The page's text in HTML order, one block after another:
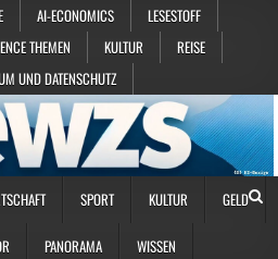
AI-ECONOMICS
LESESTOFF
THEMEN KULTUR
REISE
UND DATENSCHUTZ
SPORT KULTUR GELD
PANORAMA WISSEN